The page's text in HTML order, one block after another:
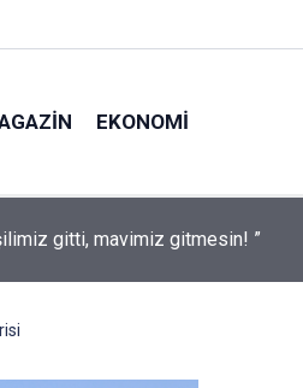
EKONOMI
İçmeler’de denize kanalizasyon aktı “Yeşilimiz gitti, mavimiz gitmesin! ”